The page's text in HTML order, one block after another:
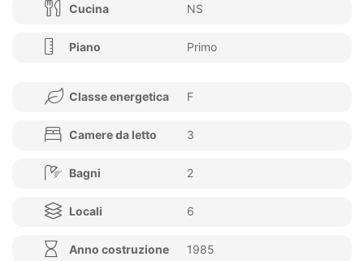
Cucina NS
Piano Primo
Classe energetica F
Camere da letto 3
Bagni 2
Locali 6
Anno costruzione 1985